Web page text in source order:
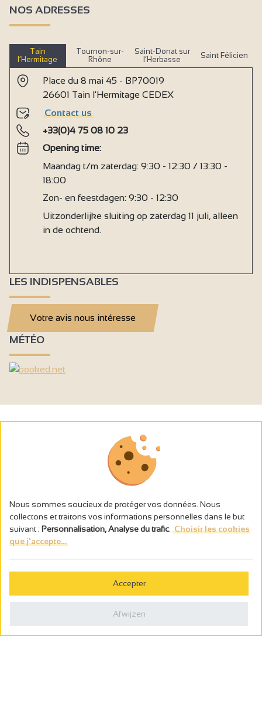
NOS ADRESSES
Tain
l’Hermitage
Tournon-sur-
Rhône
Saint-Donat sur
l’Herbasse
Saint Félicien
Place du 8 mai 45 - BP70019
26601 Tain l'Hermitage CEDEX
Contact us
+33(0)4 75 08 10 23
Opening time:
Maandag t/m zaterdag: 9:30 - 12:30 / 13:30 -
18:00
Zon- en feestdagen: 9:30 - 12:30
Uitzonderlijke sluiting op zaterdag 11 juli, alleen
in de ochtend.
LES INDISPENSABLES
Votre avis nous intéresse
MÉTÉO
L’abus d’alcool est dangereux pour la santé, à consommer avec
Politique de confidentialité
Nous sommes soucieux de protéger vos données. Nous
collectons et traitons vos informations personnelles dans le but
suivant : Personnalisation, Analyse du trafic Choisir les cookies
que j'accepte...
Accepter
Afwijzen